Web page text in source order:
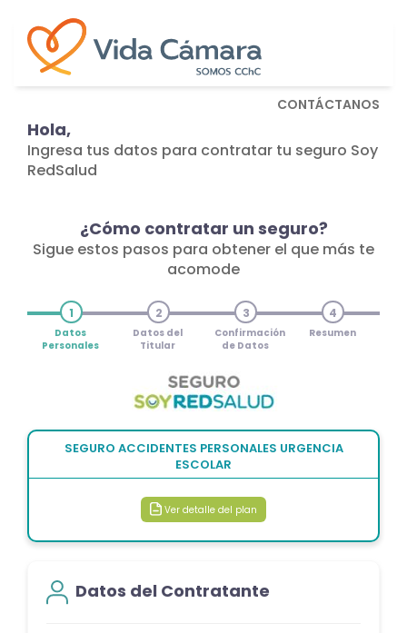
CONTÁCTANOS
Hola,
Ingresa tus datos para contratar tu seguro Soy
RedSalud
¿Cómo contratar un seguro?
Sigue estos pasos para obtener el que más te
acomode
1
Datos
Personales
2
Datos del
Titular
3
Confirmación
de Datos
4
Resumen
SEGURO ACCIDENTES PERSONALES URGENCIA
ESCOLAR
Ver detalle del plan
Datos del Contratante